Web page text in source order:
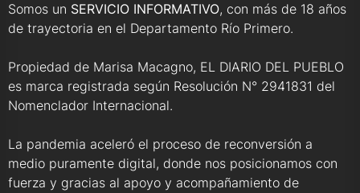
Somos un SERVICIO INFORMATIVO, con más de 18 años
de trayectoria en el Departamento Río Primero.
Propiedad de Marisa Macagno, EL DIARIO DEL PUEBLO
es marca registrada según Resolución N° 2941831 del
Nomenclador Internacional.
La pandemia aceleró el proceso de reconversión a
medio puramente digital, donde nos posicionamos con
fuerza y gracias al apoyo y acompañamiento de